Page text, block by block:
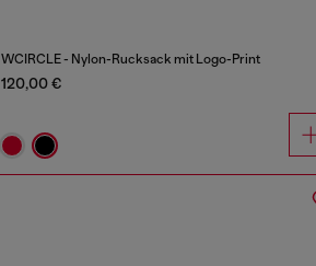
WCIRCLE - Nylon-Rucksack mit Logo-Print
120,00 €